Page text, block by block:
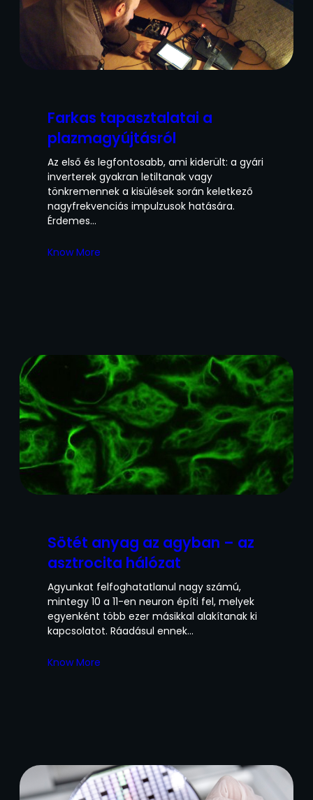
Farkas tapasztalatai a
plazmagyújtásról
Az első és legfontosabb, ami kiderült: a gyári
inverterek gyakran letiltanak vagy
tönkremennek a kisülések során keletkező
nagyfrekvenciás impulzusok hatására.
Érdemes…
Know More
Sötét anyag az agyban – az
asztrocita hálózat
Agyunkat felfoghatatlanul nagy számú,
mintegy 10 a 11-en neuron építi fel, melyek
egyenként több ezer másikkal alakítanak ki
kapcsolatot. Ráadásul ennek…
Know More